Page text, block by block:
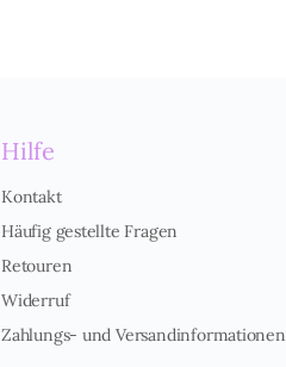
Hilfe
Kontakt
Häufig gestellte Fragen
Retouren
Widerruf
Zahlungs- und Versandinformationen